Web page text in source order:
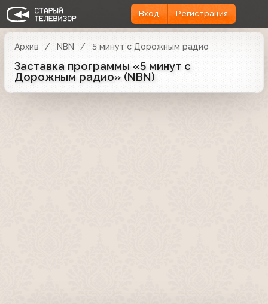
Вход Регистрация
Архив NBN 5 минут с Дорожным радио
Заставка программы «5 минут с
Дорожным радио» (NBN)